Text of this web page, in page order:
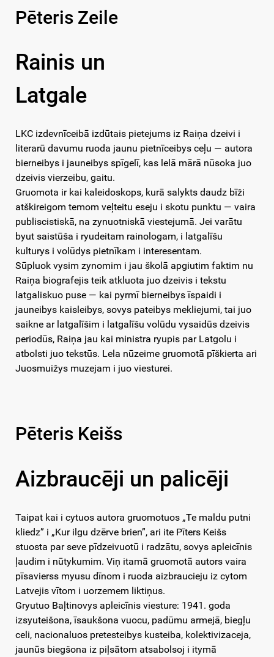
Pēteris Zeile
Rainis un
Latgale
LKC izdevnīceibā izdūtais pietejums iz Raiņa dzeivi i
literarū davumu ruoda jaunu pietnīceibys ceļu — autora
bierneibys i jauneibys spīgelī, kas lelā mārā nūsoka juo
dzeivis vierzeibu, gaitu.
Gruomota ir kai kaleidoskops, kurā salykts daudz bīži
atškireigom temom veļteitu eseju i skotu punktu — vaira
publiscistiskā, na zynuotniskā viestejumā. Jei varātu
byut saistūša i ryudeitam rainologam, i latgalīšu
kulturys i volūdys pietnīkam i interesentam.
Sūpluok vysim zynomim i jau školā apgiutim faktim nu
Raiņa biografejis teik atkluota juo dzeivis i tekstu
latgaliskuo puse — kai pyrmī bierneibys īspaidi i
jauneibys kaisleibys, sovys pateibys mekliejumi, tai juo
saikne ar latgalīšim i latgalīšu volūdu vysaidūs dzeivis
periodūs, Raiņa jau kai ministra ryupis par Latgolu i
atbolsti juo tekstūs. Lela nūzeime gruomotā pīškierta ari
Juosmuižys muzejam i juo viesturei.
Pēteris Keišs
Aizbraucēji un palicēji
Taipat kai i cytuos autora gruomotuos „Te maldu putni
kliedz” i „Kur ilgu dzērve brien”, ari ite Pīters Keišs
stuosta par seve pīdzeivuotū i radzātu, sovys apleicīnis
ļaudim i nūtykumim. Viņ itamā gruomotā autors vaira
pīsavierss myusu dīnom i ruoda aizbraucieju iz cytom
Latvejis vītom i uorzemem liktiņus.
Gryutuo Baļtinovys apleicīnis viesture: 1941. goda
izsyuteišona, īsaukšona vuocu, padūmu armejā, biegļu
celi, nacionaluos pretesteibys kusteiba, kolektivizaceja,
jaunūs biegšona iz piļsātom atsabolsoj i itymā